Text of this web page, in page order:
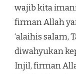
wajib kita
firman Allah
‘alaihis salam,
diwahyukan
Injil, firman